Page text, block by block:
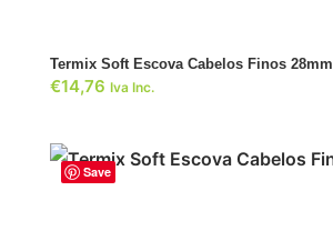
Termix Soft Escova Cabelos Finos 28mm
€14,76 Iva Inc.
Save